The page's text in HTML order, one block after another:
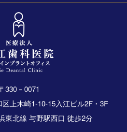
330－0071
上木崎1-10-15入江ビル2F・3F
東北線 与野駅西口 徒歩2分